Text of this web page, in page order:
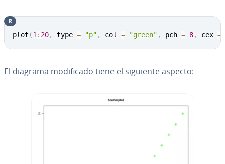
plot (1 : 20, type = "p" , col = "green" , pch = 8, cex =
R
El diagrama mo­di­fi­ca­do tiene el siguiente aspecto: